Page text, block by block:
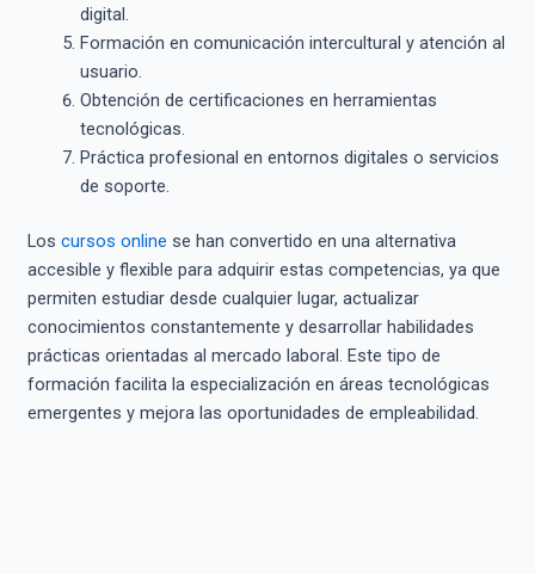
digital.
Formación en comunicación intercultural y atención al
usuario.
Obtención de certificaciones en herramientas
tecnológicas.
Práctica profesional en entornos digitales o servicios
de soporte.
Los cursos online se han convertido en una alternativa
accesible y flexible para adquirir estas competencias, ya que
permiten estudiar desde cualquier lugar, actualizar
conocimientos constantemente y desarrollar habilidades
prácticas orientadas al mercado laboral. Este tipo de
formación facilita la especialización en áreas tecnológicas
emergentes y mejora las oportunidades de empleabilidad.